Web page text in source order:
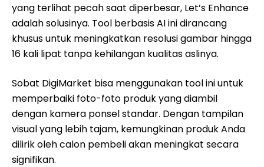
yang terlihat pecah saat diperbesar, Let’s Enhance
adalah solusinya. Tool berbasis AI ini dirancang
khusus untuk meningkatkan resolusi gambar hingga
16 kali lipat tanpa kehilangan kualitas aslinya.
Sobat DigiMarket bisa menggunakan tool ini untuk
memperbaiki foto-foto produk yang diambil
dengan kamera ponsel standar. Dengan tampilan
visual yang lebih tajam, kemungkinan produk Anda
dilirik oleh calon pembeli akan meningkat secara
signifikan.